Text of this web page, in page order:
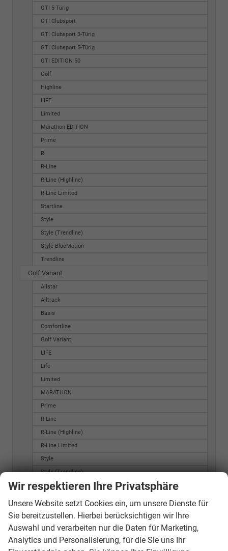
GTI 5-Türig
GTI Clubsport
GTI Clubsport 3-Türig
GTI Clubsport 5-Türig
GTI EDITION 50
Golf
Highline
LIFE
Limited
Marathon EDITION
Prime
R
R-Line
R-Line (Highline)
R-Line Limited
Startline
Style
Style (Trendline)
Style BlueMotion
Trendline
Golf Variant
Allstar
Alltrack
Basis
Comfortline
Golf Variant
LIFE
Life
Limited
MARATHON
Prime
R-Line
R-Line (Highline)
R-Line Limited
Style
Style (Trendline)
Style BlueMotion
Passat Variant
Alltrack
BlueMotion
Wir respektieren Ihre Privatsphäre
Unsere Website setzt Cookies ein, um unsere Dienste für
Sie bereitzustellen. Hierbei berücksichtigen wir Ihre
Auswahl und verarbeiten nur die Daten für Marketing,
Analytics und Personalisierung, für die Sie uns Ihr